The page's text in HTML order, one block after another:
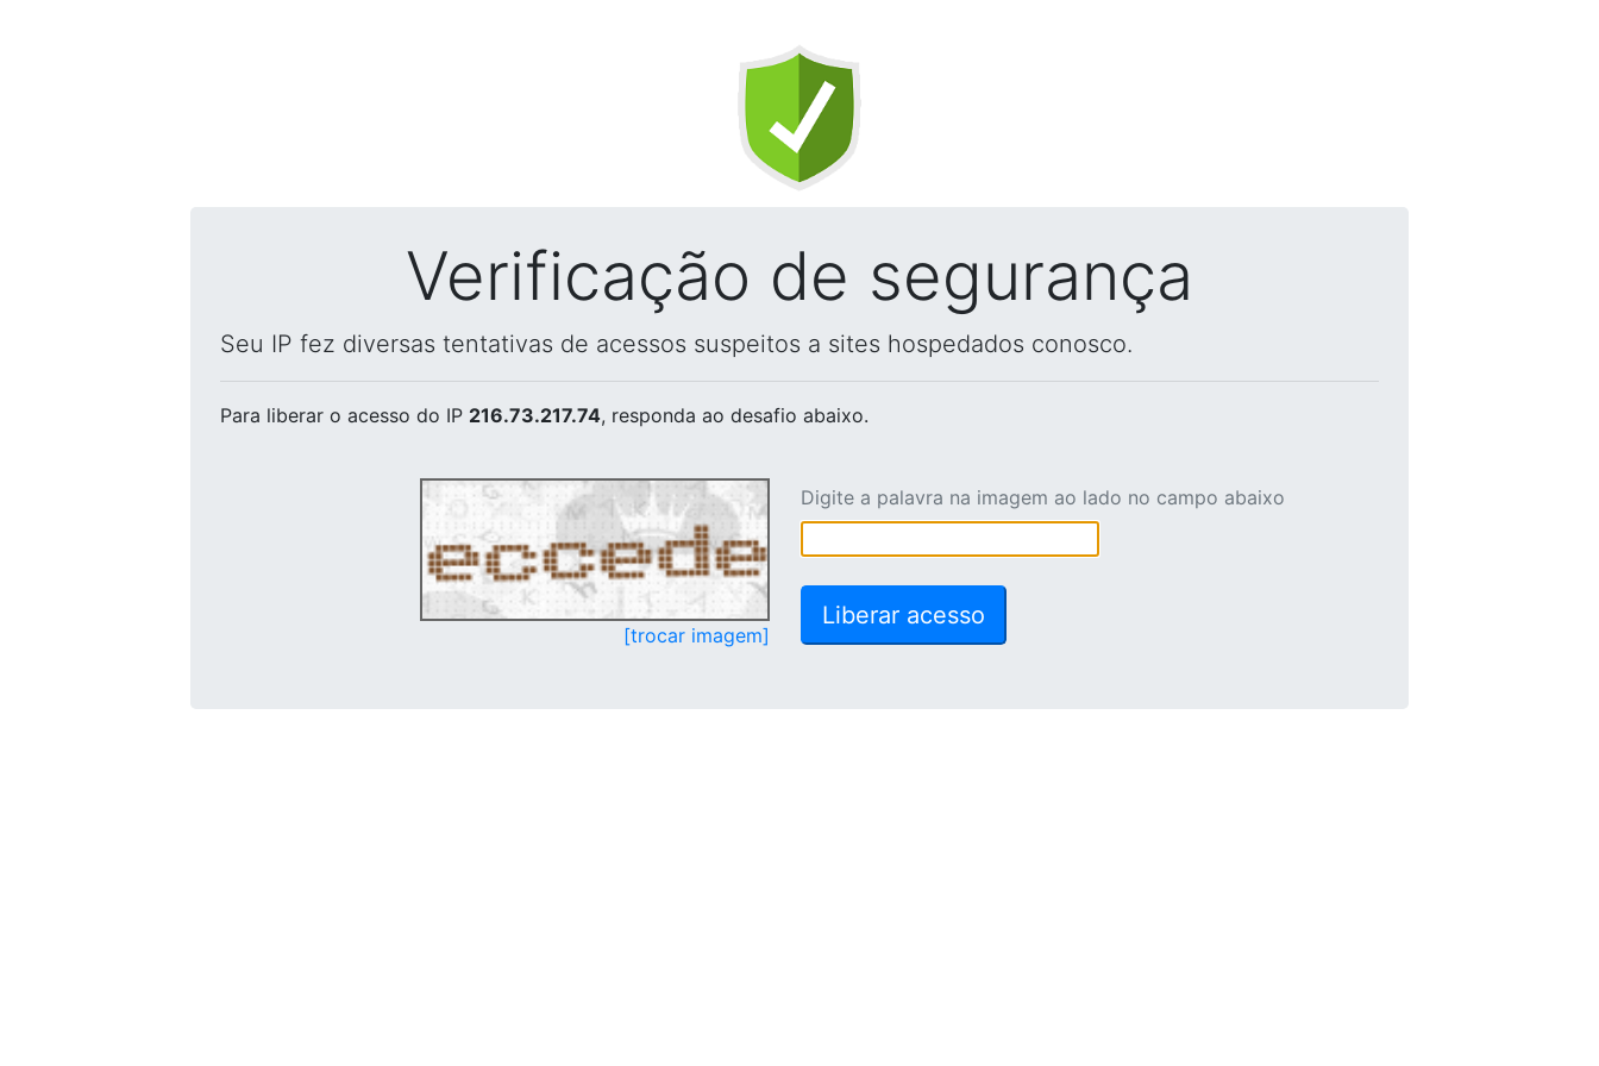
Verificação de segurança
Seu IP fez diversas tentativas de acessos suspeitos a sites hospedados conosco.
Para liberar o acesso do IP 216.73.217.74, responda ao desafio abaixo.
[trocar imagem]
Digite a palavra na imagem ao lado no campo abaixo